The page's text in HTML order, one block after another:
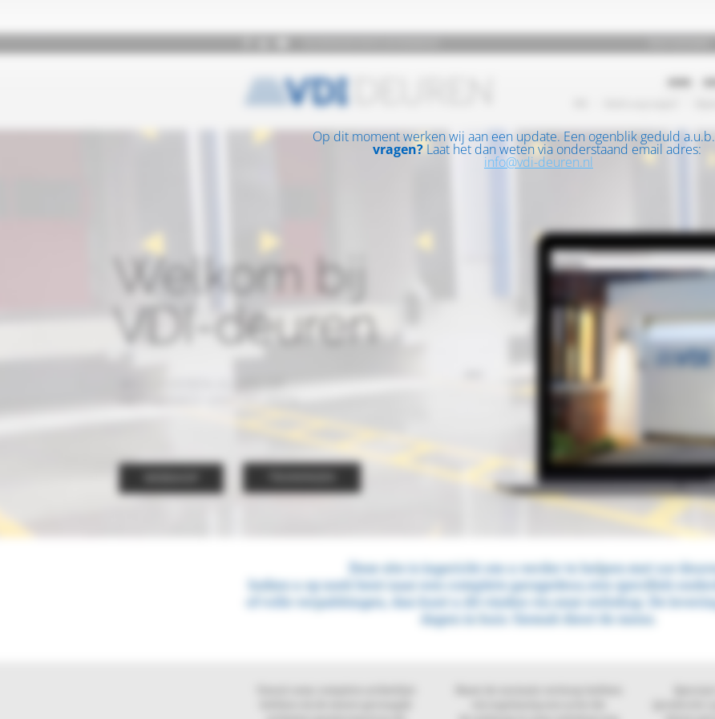
Op dit moment werken wij aan een update. Een ogenblik geduld a.u.b.
vragen? Laat het dan weten via onderstaand email adres:
info@vdi-deuren.nl